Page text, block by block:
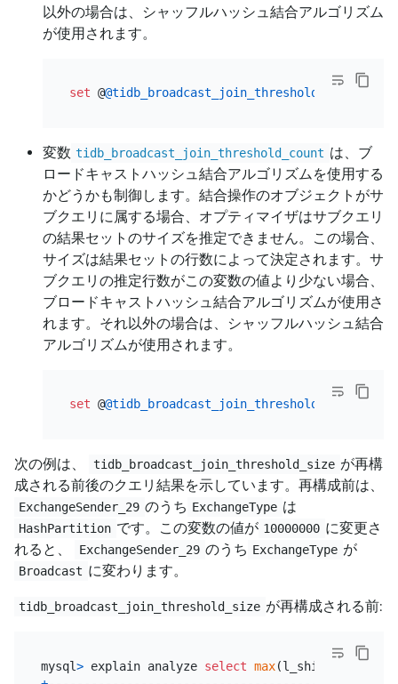
以外の場合は、シャッフルハッシュ結合アルゴリズム
が使用されます。
set @@tidb_broadcast_join_threshold_size =
変数 tidb_broadcast_join_threshold_count は、ブ
ロードキャストハッシュ結合アルゴリズムを使用する
かどうかも制御します。結合操作のオブジェクトがサ
ブクエリに属する場合、オプティマイザはサブクエリ
の結果セットのサイズを推定できません。この場合、
サイズは結果セットの行数によって決定されます。サ
ブクエリの推定行数がこの変数の値より少ない場合、
ブロードキャストハッシュ結合アルゴリズムが使用さ
れます。それ以外の場合は、シャッフルハッシュ結合
アルゴリズムが使用されます。
set @@tidb_broadcast_join_threshold_count =
次の例は、 tidb_broadcast_join_threshold_size が再構
成される前後のクエリ結果を示しています。再構成前は、
ExchangeSender_29 のうち ExchangeType は
HashPartition です。この変数の値が 10000000 に変更さ
れると、
ExchangeSender_29 のうち ExchangeType が
Broadcast に変わります。
tidb_broadcast_join_threshold_size が再構成される前:
mysql> explain analyze select max(l_shipdate),